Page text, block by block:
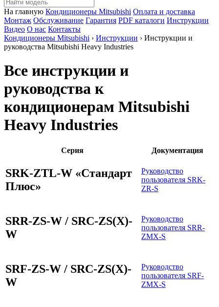
На главную Кондиционеры Mitsubishi Оплата и доставка
Монтаж Обслуживание Гарантия PDF каталоги Инструкции
Видео О нас Контакты
Кондиционеры Mitsubishi › Инструкции › Инструкции и
руководства Mitsubishi Heavy Industries
Все инструкции и
руководства к
кондиционерам Mitsubishi
Heavy Industries
Серия Документация
SRK-ZTL-W «Стандарт
Плюс»
Руководство
пользователя SRK-
ZR-S
SRR-ZS-W / SRC-ZS(X)-
W
Руководство
пользователя SRR-
ZMX-S
SRF-ZS-W / SRC-ZS(X)-
W
Руководство
пользователя SRF-
ZMX-S